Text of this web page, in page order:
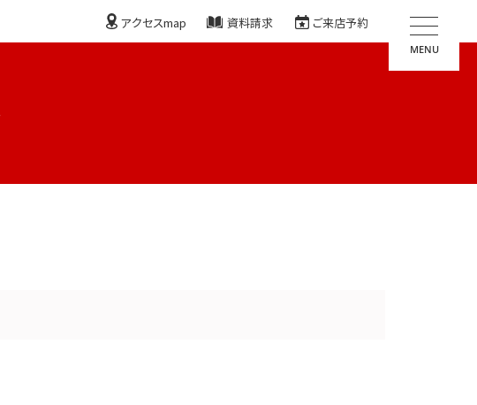
アクセスmap 資料請求 ご来店予約
MENU